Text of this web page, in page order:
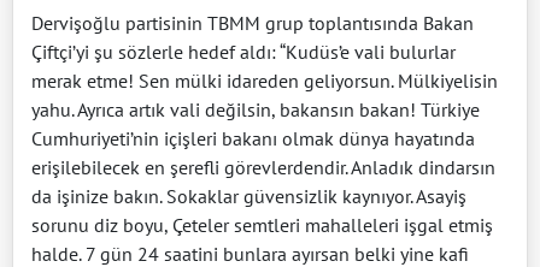
Dervişoğlu partisinin TBMM grup toplantısında Bakan
Çiftçi’yi şu sözlerle hedef aldı: “Kudüs’e vali bulurlar
merak etme! Sen mülki idareden geliyorsun. Mülkiyelisin
yahu. Ayrıca artık vali değilsin, bakansın bakan! Türkiye
Cumhuriyeti’nin içişleri bakanı olmak dünya hayatında
erişilebilecek en şerefli görevlerdendir. Anladık dindarsın
da işinize bakın. Sokaklar güvensizlik kaynıyor. Asayiş
sorunu diz boyu, Çeteler semtleri mahalleleri işgal etmiş
halde. 7 gün 24 saatini bunlara ayırsan belki yine kafi